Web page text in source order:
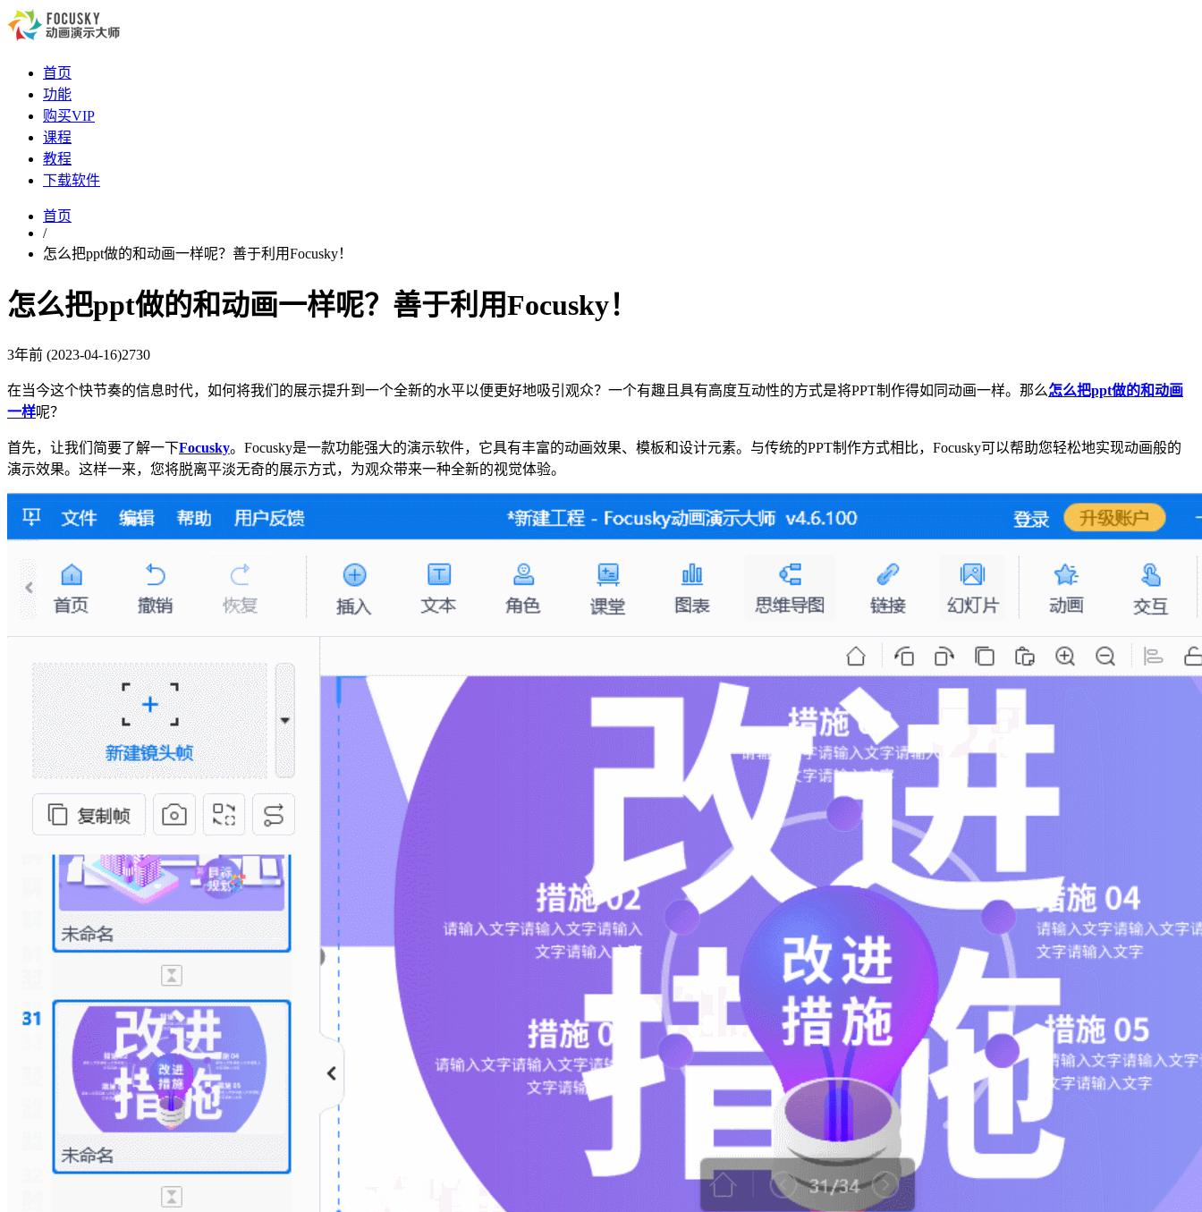
首页
功能
购买VIP
课程
教程
下载软件
首页
/
怎么把ppt做的和动画一样呢？善于利用Focusky！
怎么把ppt做的和动画一样呢？善于利用Focusky！
3年前 (2023-04-16)2730
在当今这个快节奏的信息时代，如何将我们的展示提升到一个全新的水平以便更好地吸引观众？一个有趣且具有高度互动性的方式是将PPT制作得如同动画一样。那么怎么把ppt做的和动画
一样呢？
首先，让我们简要了解一下Focusky。Focusky是一款功能强大的演示软件，它具有丰富的动画效果、模板和设计元素。与传统的PPT制作方式相比，Focusky可以帮助您轻松地实现动画般的
演示效果。这样一来，您将脱离平淡无奇的展示方式，为观众带来一种全新的视觉体验。